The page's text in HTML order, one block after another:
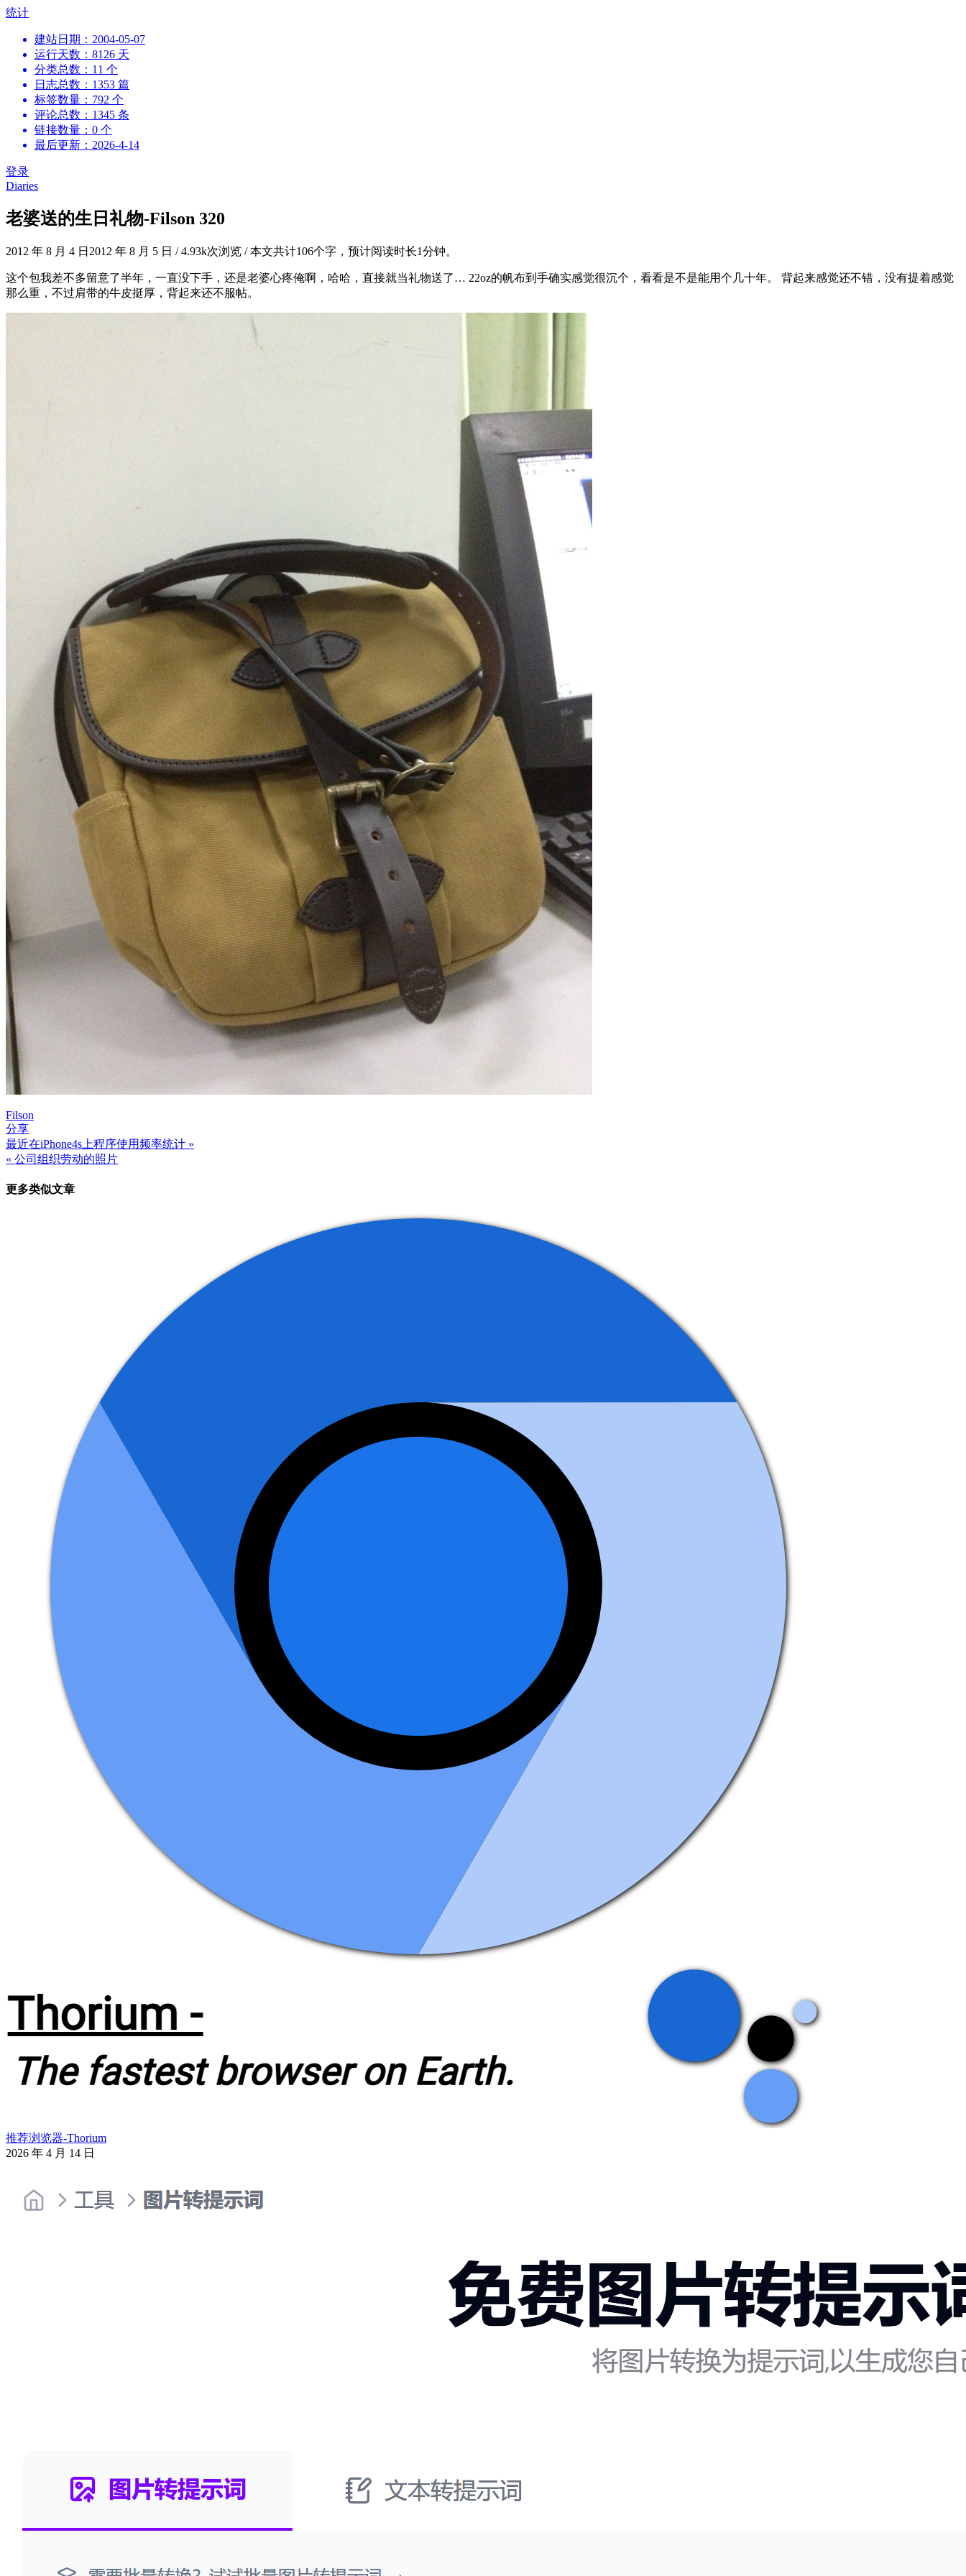
跳
统计
建站日期：2004-05-07
运行天数：8126 天
分类总数：11 个
日志总数：1353 篇
标签数量：792 个
评论总数：1345 条
链接数量：0 个
最后更新：2026-4-14
登录
Diaries
老婆送的生日礼物-Filson 320
2012 年 8 月 4 日 2012 年 8 月 5 日 /4.93k次浏览 /本文共计106个字，预计阅读时长1分钟。
这个包我差不多留意了半年，一直没下手，还是老婆心疼俺啊，哈哈，直接就当礼物送了… 22oz的帆布到手确实感觉很沉个，看看是不是能用个几十年。 背起来感觉还不错，没有提着感觉
那么重，不过肩带的牛皮挺厚，背起来还不服帖。
Filson
分享
文
章
导
最近在iPhone4s上程序使用频率统计 »
« 公司组织劳动的照片
更多类似文章
推荐浏览器-Thorium
2026 年 4 月 14 日